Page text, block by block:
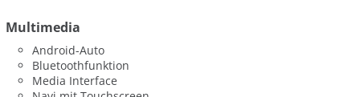
Multimedia
Android-Auto
Bluetoothfunktion
Media Interface